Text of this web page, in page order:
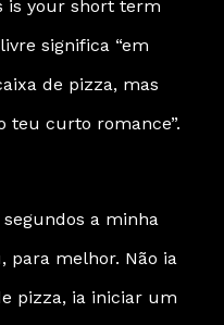
is your short term
significa “em
de pizza, mas
teu curto romance”.
a minha
para melhor. Não ia
pizza, ia iniciar um